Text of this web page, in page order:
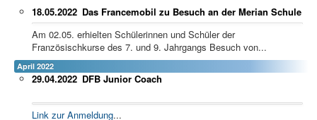
Das Francemobil zu Besuch an der Merian Schule
18.05.2022
Am 02.05. erhielten Schülerinnen und Schüler der
Französischkurse des 7. und 9. Jahrgangs Besuch von...
April 2022
DFB Junior Coach
29.04.2022
Link zur Anmeldung...